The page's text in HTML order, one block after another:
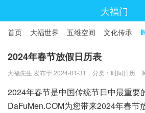
大福门
首页 大福世界 五维空间 文化传承
2024年春节放假日历表
大福先生 发布于 2024-01-31 分类： 时间日历
2024年春节是中国传统节日中最重要
DaFuMen.COM为您带来2024年春节